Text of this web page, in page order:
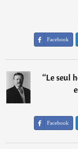
Facebook
“Le seul
Facebook